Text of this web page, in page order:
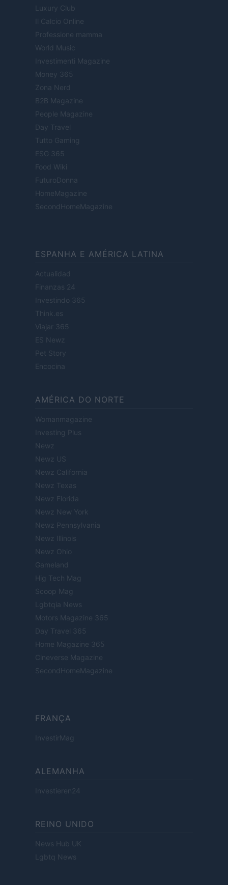
Luxury Club
Il Calcio Online
Professione mamma
World Music
Investimenti Magazine
Money 365
Zona Nerd
B2B Magazine
People Magazine
Day Travel
Tutto Gaming
ESG 365
Food Wiki
FuturoDonna
HomeMagazine
SecondHomeMagazine
ESPANHA E AMÉRICA LATINA
Actualidad
Finanzas 24
Investindo 365
Think.es
Viajar 365
ES Newz
Pet Story
Encocina
AMÉRICA DO NORTE
Womanmagazine
Investing Plus
Newz
Newz US
Newz California
Newz Texas
Newz Florida
Newz New York
Newz Pennsylvania
Newz Illinois
Newz Ohio
Gameland
Hig Tech Mag
Scoop Mag
Lgbtqia News
Motors Magazine 365
Day Travel 365
Home Magazine 365
Cineverse Magazine
SecondHomeMagazine
FRANÇA
InvestirMag
ALEMANHA
Investieren24
REINO UNIDO
News Hub UK
Lgbtq News